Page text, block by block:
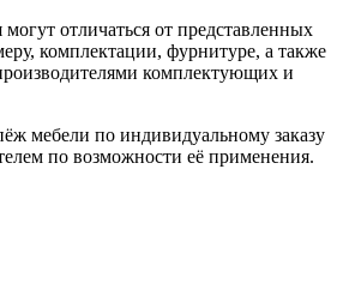
отличаться от представленных
комплектации, фурнитуре, а также
комплектующих и
мебели по индивидуальному заказу
по возможности её применения.